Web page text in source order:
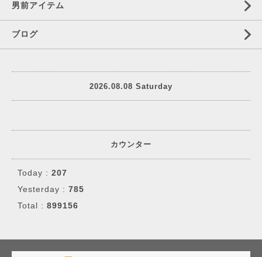
男前アイテム
ブログ
2026.08.08 Saturday
カウンター
Today : 207
Yesterday : 785
Total : 899156